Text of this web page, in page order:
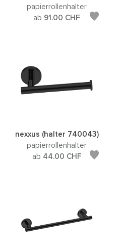
papierrollenhalter
ab 91.00 CHF
nexxus (halter 740043)
papierrollenhalter
ab 44.00 CHF